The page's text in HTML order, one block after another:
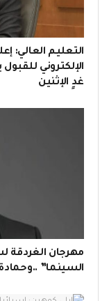
التعليم العالي:
الإلكتروني
غدٍ الإثنين
مهرجان
السينما”